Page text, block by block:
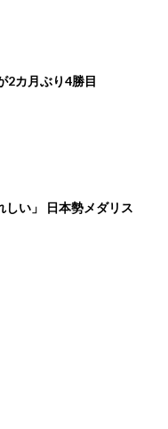
2カ月ぶり4勝目
しい」 日本勢メダリス